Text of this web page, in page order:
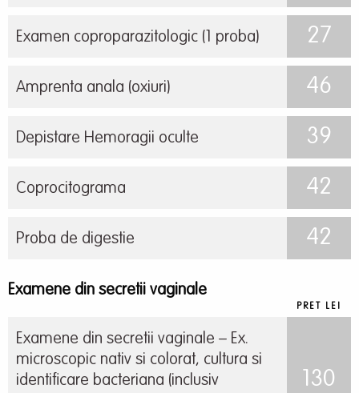
Examen coproparazitologic (1 proba) 27
Amprenta anala (oxiuri) 46
Depistare Hemoragii oculte 39
Coprocitograma 42
Proba de digestie 42
Examene din secretii vaginale
PRET LEI
Examene din secretii vaginale – Ex.
microscopic nativ si colorat, cultura si
identificare bacteriana (inclusiv
130